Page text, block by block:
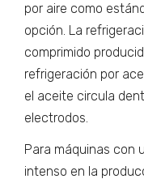
por aire como
opción. La
comprimido
refrigeración por
el aceite circula
electrodos.
Para máquinas con
intenso en la